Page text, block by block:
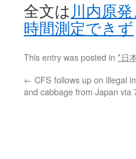
全文は 川内原
時間測定できず
This entry was posted in *日
← CFS follows up on illegal
and cabbage from Japan via